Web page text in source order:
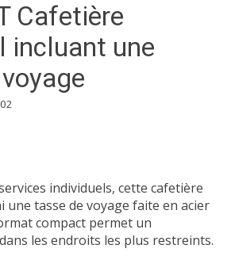
Cafetière
incluant une
individuels, cette cafetière
une tasse de voyage faite en acier
compact permet un
les endroits les plus restreints.